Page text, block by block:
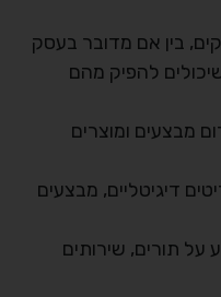
בין אם מדובר בעסק
להפיק מהם
מבצעים ומוצרים
דיגיטליים, מבצעים
על תורים, שירותים